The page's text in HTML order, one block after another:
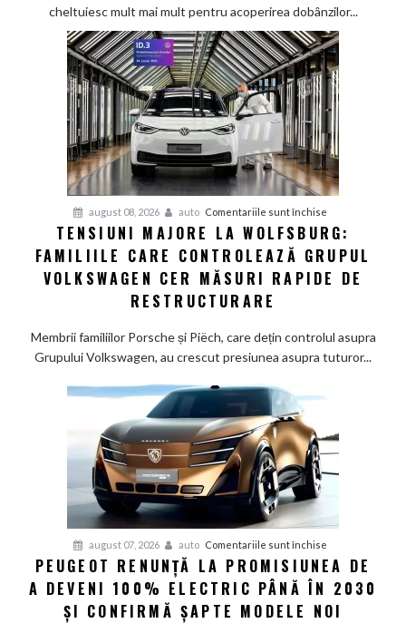
greu
furnizorii
auto
germani,
arată
un
studiu
recent
cheltuiesc mult mai mult pentru acoperirea dobânzilor...
august 08, 2026 auto Comentariile sunt închise
Tensiuni
majore
la
care
măsuri
rapide
de
TENSIUNI MAJORE LA WOLFSBURG:
FAMILIILE CARE CONTROLEAZĂ GRUPUL
VOLKSWAGEN CER MĂSURI RAPIDE DE
RESTRUCTURARE
Membrii familiilor Porsche și Piëch, care dețin controlul asupra
Grupului Volkswagen, au crescut presiunea asupra tuturor...
august 07, 2026 auto Comentariile sunt închise
Peugeot
renunță
la
PEUGEOT RENUNȚĂ LA PROMISIUNEA DE
A DEVENI 100% ELECTRIC PÂNĂ ÎN 2030
ȘI CONFIRMĂ ȘAPTE MODELE NOI